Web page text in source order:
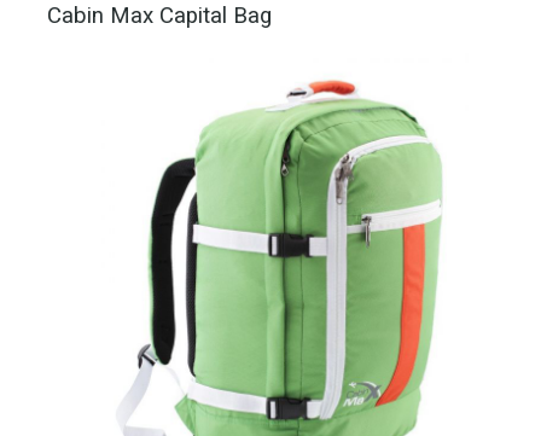
Cabin Max Capital Bag